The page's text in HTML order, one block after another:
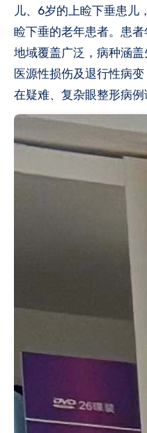
儿、6岁的上睑下垂患儿
睑下垂的老年患者。患
地域覆盖广泛，病种涵盖
医源性损伤及退行性病
在疑难、复杂眼整形病例